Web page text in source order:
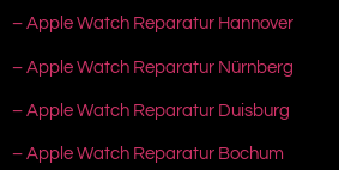
– Apple Watch Reparatur Hannover
– Apple Watch Reparatur Nürnberg
– Apple Watch Reparatur Duisburg
– Apple Watch Reparatur Bochum